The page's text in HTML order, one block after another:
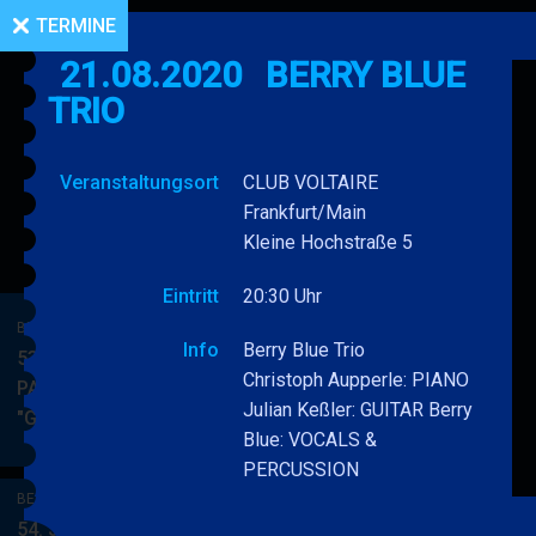
BERRY BLUE & BAND
53. JAZZ Matinee in den
PARKSIDE STUDIOS
"Gypsy Jazz"
BERRY BLUE & BAND
54. JAZZ Matinee in den
TERMINE
21.08.2020
BERRY BLUE
TRIO
Veranstaltungsort
CLUB VOLTAIRE
Frankfurt/Main
Kleine Hochstraße 5
Eintritt 20:30 Uhr
Info
Berry Blue Trio
Christoph Aupperle: PIANO
Julian Keßler: GUITAR Berry
Blue: VOCALS &
PERCUSSION